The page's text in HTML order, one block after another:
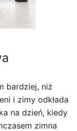
bardziej, niż
i zimy odkłada
na dzień, kiedy
zimna